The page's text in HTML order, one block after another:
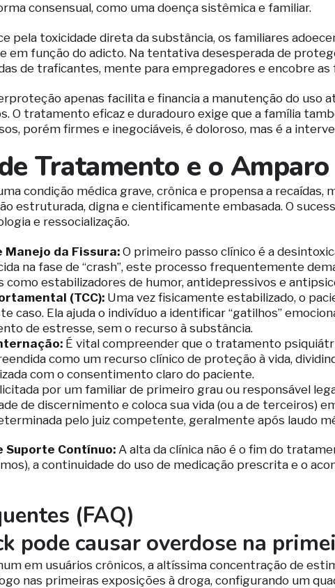
consensual, como uma doença sistêmica e familiar.
pela toxicidade direta da substância, os familiares
em função do adicto. Na tentativa desesperada de
de traficantes, mente para empregadores e encobre as
apenas facilita e financia a manutenção do uso
O tratamento eficaz e duradouro exige que a família
porém firmes e inegociáveis, é doloroso, mas é a
Tratamento e o
condição médica grave, crônica e propensa a
estruturada, digna e cientificamente embasada. O
e ressocialização.
Manejo da Fissura: O primeiro passo clínico é a
na fase de “crash”, este processo frequentemente
como estabilizadores de humor, antidepressivos e
(TCC): Uma vez fisicamente estabilizado, o
caso. Ela ajuda o indivíduo a identificar “gatilhos”
de estresse, sem o recurso à substância.
É vital compreender que o tratamento
como um recurso clínico de proteção à vida,
com o consentimento claro do paciente.
por um familiar de primeiro grau ou responsável
de discernimento e coloca sua vida (ou a de terceiros)
pelo juiz competente, geralmente após laudo
Suporte Contínuo: A alta da clínica não é o fim do
a continuidade do uso de medicação prescrita e o
(FAQ)
pode causar overdose na
em usuários crônicos, a altíssima concentração de
nas primeiras exposições à droga, configurando um